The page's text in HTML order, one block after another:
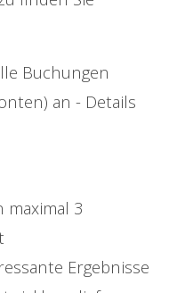
Buchungen
an - Details
maximal 3
Ergebnisse